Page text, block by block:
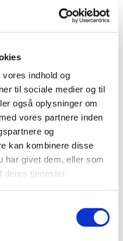
indhold og
til sociale medier og til
også oplysninger om
vores partnere inden
og
kan kombinere disse
har givet dem, eller som
deres tjenester.
2023 til behandling
Det færdige forslag
tilbuddene, for at